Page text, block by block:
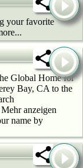
your favorite
Global Home for
Bay, CA to the
anzeigen
name by